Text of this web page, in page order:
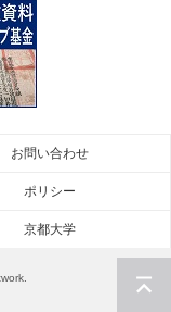
お問い合わせ
ポリシー
京都大学